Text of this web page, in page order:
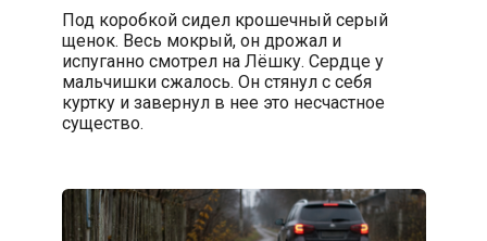
Под коробкой сидел крошечный серый
щенок. Весь мокрый, он дрожал и
испуганно смотрел на Лёшку. Сердце у
мальчишки сжалось. Он стянул с себя
куртку и завернул в нее это несчастное
существо.